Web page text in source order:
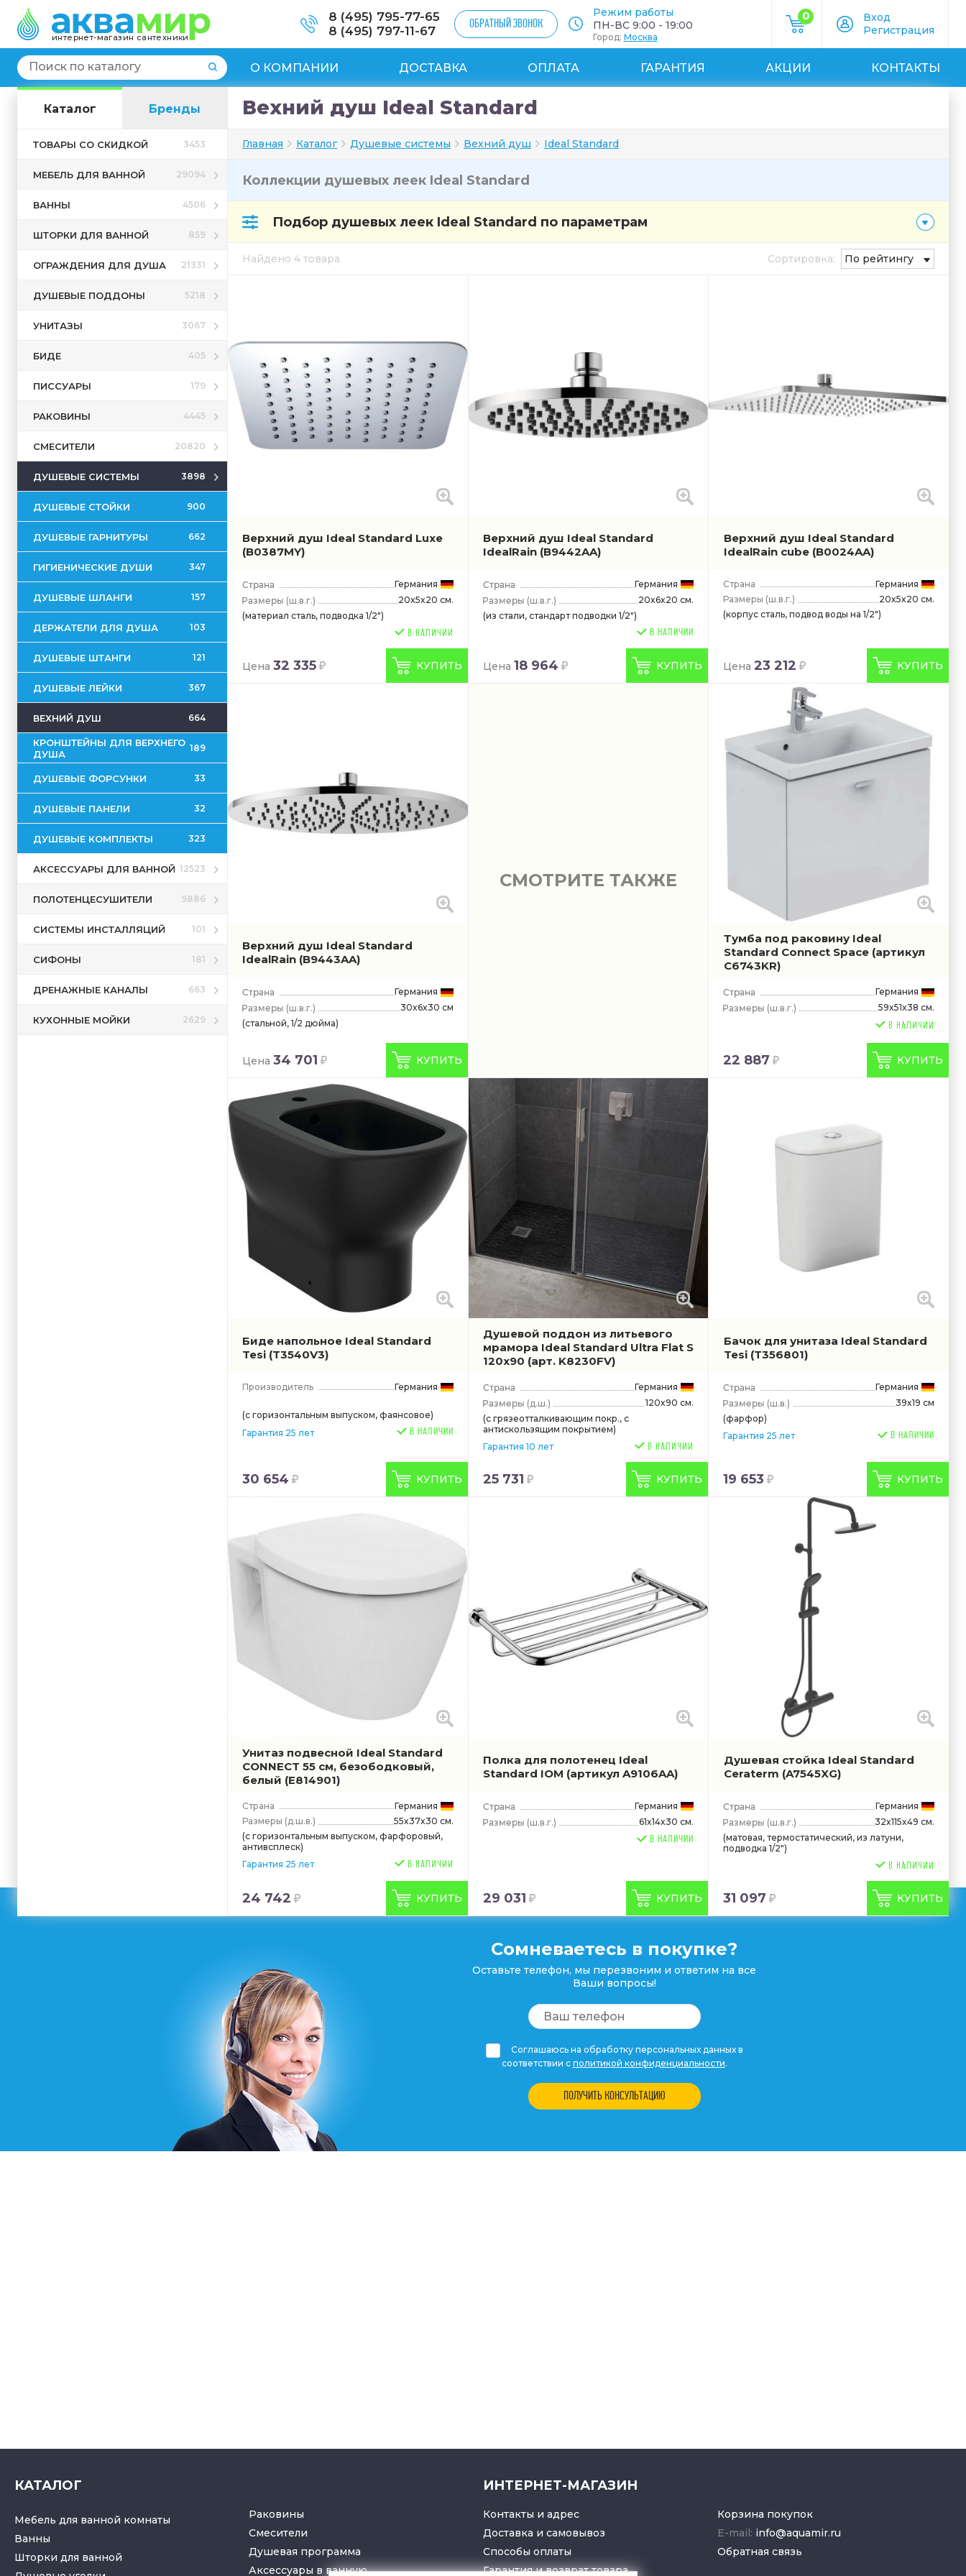
интернет-магазин сантехники
8 (495) 795-77-65
8 (495) 797-11-67
ОБРАТНЫЙ ЗВОНОК
Режим работы
ПН-ВС 9:00 - 19:00
Город: Москва
0
Вход
Регистрация
О КОМПАНИИ ДОСТАВКА ОПЛАТА ГАРАНТИЯ АКЦИИ КОНТАКТЫ
Каталог Бренды
ТОВАРЫ СО СКИДКОЙ 3453
МЕБЕЛЬ ДЛЯ ВАННОЙ 29094
ВАННЫ 4506
ШТОРКИ ДЛЯ ВАННОЙ 859
ОГРАЖДЕНИЯ ДЛЯ ДУША 21331
ДУШЕВЫЕ ПОДДОНЫ 5218
УНИТАЗЫ 3067
БИДЕ 405
ПИССУАРЫ 179
РАКОВИНЫ 4445
СМЕСИТЕЛИ 20820
ДУШЕВЫЕ СИСТЕМЫ 3898
ДУШЕВЫЕ СТОЙКИ 900
ДУШЕВЫЕ ГАРНИТУРЫ 662
ГИГИЕНИЧЕСКИЕ ДУШИ 347
ДУШЕВЫЕ ШЛАНГИ 157
ДЕРЖАТЕЛИ ДЛЯ ДУША 103
ДУШЕВЫЕ ШТАНГИ 121
ДУШЕВЫЕ ЛЕЙКИ 367
ВЕХНИЙ ДУШ 664
КРОНШТЕЙНЫ ДЛЯ ВЕРХНЕГО
ДУША
189
ДУШЕВЫЕ ФОРСУНКИ 33
ДУШЕВЫЕ ПАНЕЛИ 32
ДУШЕВЫЕ КОМПЛЕКТЫ 323
АКСЕССУАРЫ ДЛЯ ВАННОЙ 12523
ПОЛОТЕНЦЕСУШИТЕЛИ 9886
СИСТЕМЫ ИНСТАЛЛЯЦИЙ 101
СИФОНЫ 181
ДРЕНАЖНЫЕ КАНАЛЫ 663
КУХОННЫЕ МОЙКИ 2629
Вехний душ Ideal Standard
Главная Каталог Душевые системы Вехний душ Ideal Standard
Коллекции душевых леек Ideal Standard
Подбор душевых леек Ideal Standard по параметрам
Найдено 4 товара Сортировка: По рейтингу
Верхний душ Ideal Standard Luxe
(B0387MY)
Германия
(ш.в.г.)
20x5x20 см.
(материал сталь, подводка 1/2")
Цена 32 335 КУПИТЬ
Верхний душ Ideal Standard
IdealRain (B9442AA)
Германия
(ш.в.г.)
20x6x20 см.
(из стали, стандарт подводки 1/2")
В НАЛИЧИИ
Цена 18 964 КУПИТЬ
Верхний душ Ideal Standard
IdealRain cube (B0024AA)
Страна
Германия
Размеры (ш.в.г.)
20x5x20 см.
(корпус сталь, подвод воды на 1/2")
Цена 23 212 КУПИТЬ
Верхний душ Ideal Standard
IdealRain (B9443AA)
Германия
(ш.в.г.)
30x6x30 см
(стальной, 1/2 дюйма)
Цена 34 701 КУПИТЬ
СМОТРИТЕ ТАКЖЕ
Тумба под раковину Ideal
Standard Connect Space (артикул
C6743KR)
Германия
(ш.в.г.)
59x51x38 см.
22 887 КУПИТЬ
Биде напольное Ideal Standard
Tesi (T3540V3)
Производитель Германия
(с горизонтальным выпуском, фаянсовое)
Гарантия 25 лет
В НАЛИЧИИ
30 654 КУПИТЬ
Душевой поддон из литьевого
мрамора Ideal Standard Ultra Flat S
120x90 (арт. K8230FV)
Германия
(д.ш.)
120x90 см.
(с грязеотталкивающим покр., с
антискользящим покрытием)
Гарантия 10 лет
25 731 КУПИТЬ
Бачок для унитаза Ideal Standard
Tesi (T356801)
Германия
(ш.в.)
39x19 см
(фарфор)
Гарантия 25 лет
В НАЛИЧИИ
19 653 КУПИТЬ
Унитаз подвесной Ideal Standard
CONNECT 55 см, безободковый,
белый (E814901)
Страна
Германия
Размеры (д.ш.в.)
55x37x30 см.
(с горизонтальным выпуском, фарфоровый,
антивсплеск)
Гарантия 25 лет
24 742 КУПИТЬ
Полка для полотенец Ideal
Standard IOM (артикул A9106AA)
Германия
(ш.в.г.)
61x14x30 см.
В НАЛИЧИИ
29 031 КУПИТЬ
Душевая стойка Ideal Standard
Ceraterm (A7545XG)
Германия
(ш.в.г.)
32x115x49 см.
(матовая, термостатический, из латуни,
подводка 1/2")
31 097 КУПИТЬ
Сомневаетесь в покупке?
Оставьте телефон, мы перезвоним и ответим на все
Ваши вопросы!
Соглашаюсь на обработку персональных данных в
соответствии с политикой конфиденциальности.
ПОЛУЧИТЬ КОНСУЛЬТАЦИЮ
КАТАЛОГ
Мебель для ванной комнаты
Ванны
Шторки для ванной
Раковины
Смесители
Душевая программа
Аксессуары в ванную
ИНТЕРНЕТ-МАГАЗИН
Контакты и адрес
Доставка и самовывоз
Способы оплаты
Гарантия и возврат товара
Корзина покупок
E-mail: info@aquamir.ru
Обратная связь